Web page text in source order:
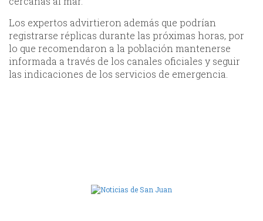
Los expertos advirtieron además que podrían
registrarse réplicas durante las próximas horas, por
lo que recomendaron a la población mantenerse
informada a través de los canales oficiales y seguir
las indicaciones de los servicios de emergencia.